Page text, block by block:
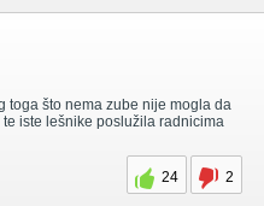
toga što nema zube nije mogla da
iste lešnike poslužila radnicima
24
2